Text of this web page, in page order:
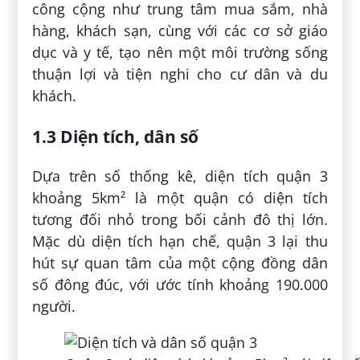
công cộng như trung tâm mua sắm, nhà
hàng, khách sạn, cùng với các cơ sở giáo
dục và y tế, tạo nên một môi trường sống
thuận lợi và tiện nghi cho cư dân và du
khách.
1.3 Diện tích, dân số
Dựa trên số thống kê, diện tích quận 3
khoảng 5km² là một quận có diện tích
tương đối nhỏ trong bối cảnh đô thị lớn.
Mặc dù diện tích hạn chế, quận 3 lại thu
hút sự quan tâm của một cộng đồng dân
số đông đúc, với ước tính khoảng 190.000
người.